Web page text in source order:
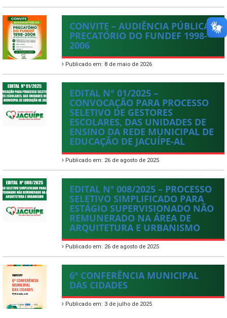
CONVITE – AUDIÊNCIA PÚBLICA –
PRECATÓRIO DO FUNDEF 1998-
2006
Publicado em: 8 de maio de 2026
EDITAL N° 01/2025 –
CONVOCAÇÃO PARA PROCESSO
SELETIVO DE GESTORES
ESCOLARES, DAS UNIDADES DE
ENSINO DA REDE MUNICIPAL DE
EDUCAÇÃO DE JACUÍPE-AL
Publicado em: 26 de agosto de 2025
EDITAL Nº 008/2025 – PROCESSO
SELETIVO SIMPLIFICADO PARA
ESTÁGIO SUPERVISIONADO NÃO
REMUNERADO NA ÁREA DE
ARQUITETURA E URBANISMO
Publicado em: 26 de agosto de 2025
6ª CONFERÊNCIA MUNICIPAL
DAS CIDADES
Publicado em: 3 de julho de 2025